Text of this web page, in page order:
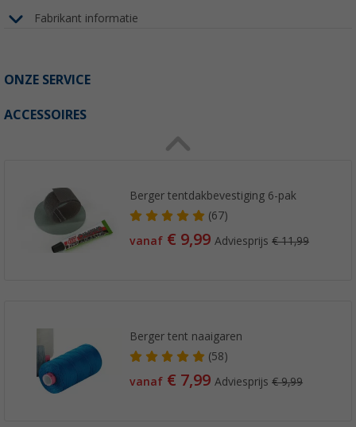
Fabrikant informatie
ONZE SERVICE
ACCESSOIRES
Berger tentdakbevestiging 6-pak
(67)
vanaf € 9,99Adviesprijs€ 11,99
Berger tent naaigaren
(58)
vanaf € 7,99Adviesprijs€ 9,99